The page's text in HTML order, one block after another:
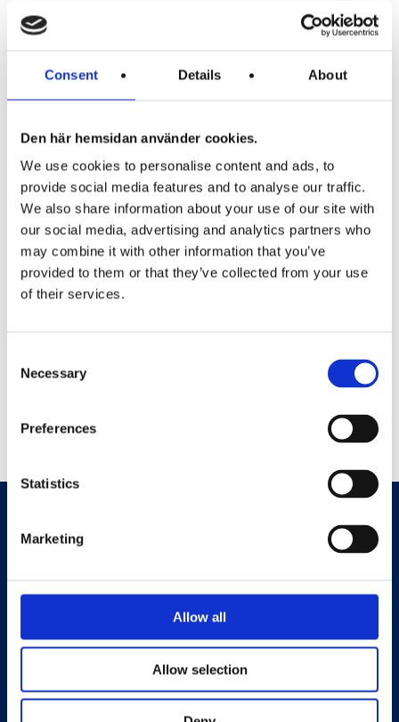
Consent Details About
Den här hemsidan använder cookies.
We use cookies to personalise content and ads, to
provide social media features and to analyse our traffic.
We also share information about your use of our site with
our social media, advertising and analytics partners who
may combine it with other information that you’ve
provided to them or that they’ve collected from your use
of their services.
Selection
Necessary
Preferences
Statistics
Marketing
Allow all
Allow selection
När du fyller i formuläret kommer vi
ska kunna komma i kontakt med dig, och
kontaktuppgifter för ovan angett syfte. Du
kan när som helst invända mot att vi
behandlar dina uppgifter genom att maila
tillinfo@soderbergpartners.se. Vill du
veta mer om hur vi behandlar dina
personuppgifter,läs mer här .
Sveriges främsta förmånsportal och förmedlare
Snabblänkar